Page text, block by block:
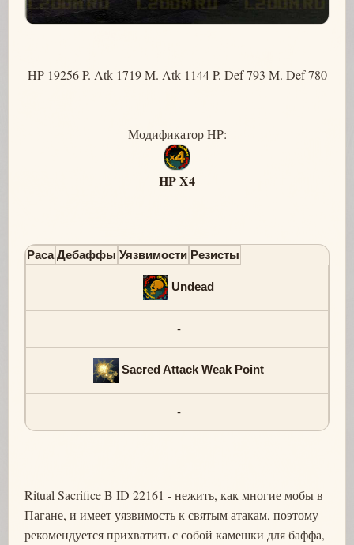
HP 19256 P. Atk 1719 M. Atk 1144 P. Def 793 M. Def 780
Модификатор HP:
HP X4
Раса Дебаффы Уязвимости Резисты
Undead
-
Sacred Attack Weak Point
-
Ritual Sacrifice B ID 22161 - нежить, как многие мобы в
Пагане, и имеет уязвимость к святым атакам, поэтому
рекомендуется прихватить с собой камешки для баффа,